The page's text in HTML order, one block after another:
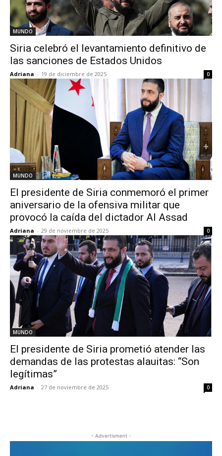
MUNDO
Siria celebró el levantamiento definitivo de
las sanciones de Estados Unidos
Adriana - 19 de diciembre de 2025 0
MUNDO
El presidente de Siria conmemoró el primer
aniversario de la ofensiva militar que
provocó la caída del dictador Al Assad
Adriana - 29 de noviembre de 2025 0
MUNDO
El presidente de Siria prometió atender las
demandas de las protestas alauitas: “Son
legítimas”
Adriana - 27 de noviembre de 2025 0
- Advertisment -